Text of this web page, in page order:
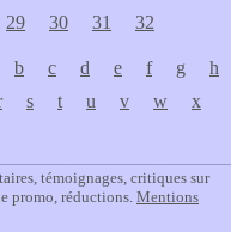
29 30 31 32
b c d e f g
h
s t u v w
x
témoignages, critiques sur
promo, réductions. Mentions